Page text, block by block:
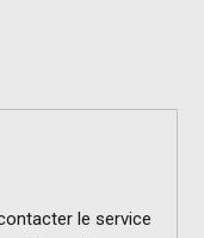
le service